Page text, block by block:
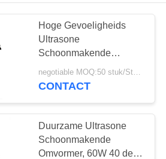
Hoge Gevoeligheids
Ultrasone
Schoonmakende
Omvormer, 110W 25 de
Ultrasone Omvormer
negotiable MOQ:50 stuk/Stukken
CONTACT
Duurzame Ultrasone
Schoonmakende
Omvormer, 60W 40 de